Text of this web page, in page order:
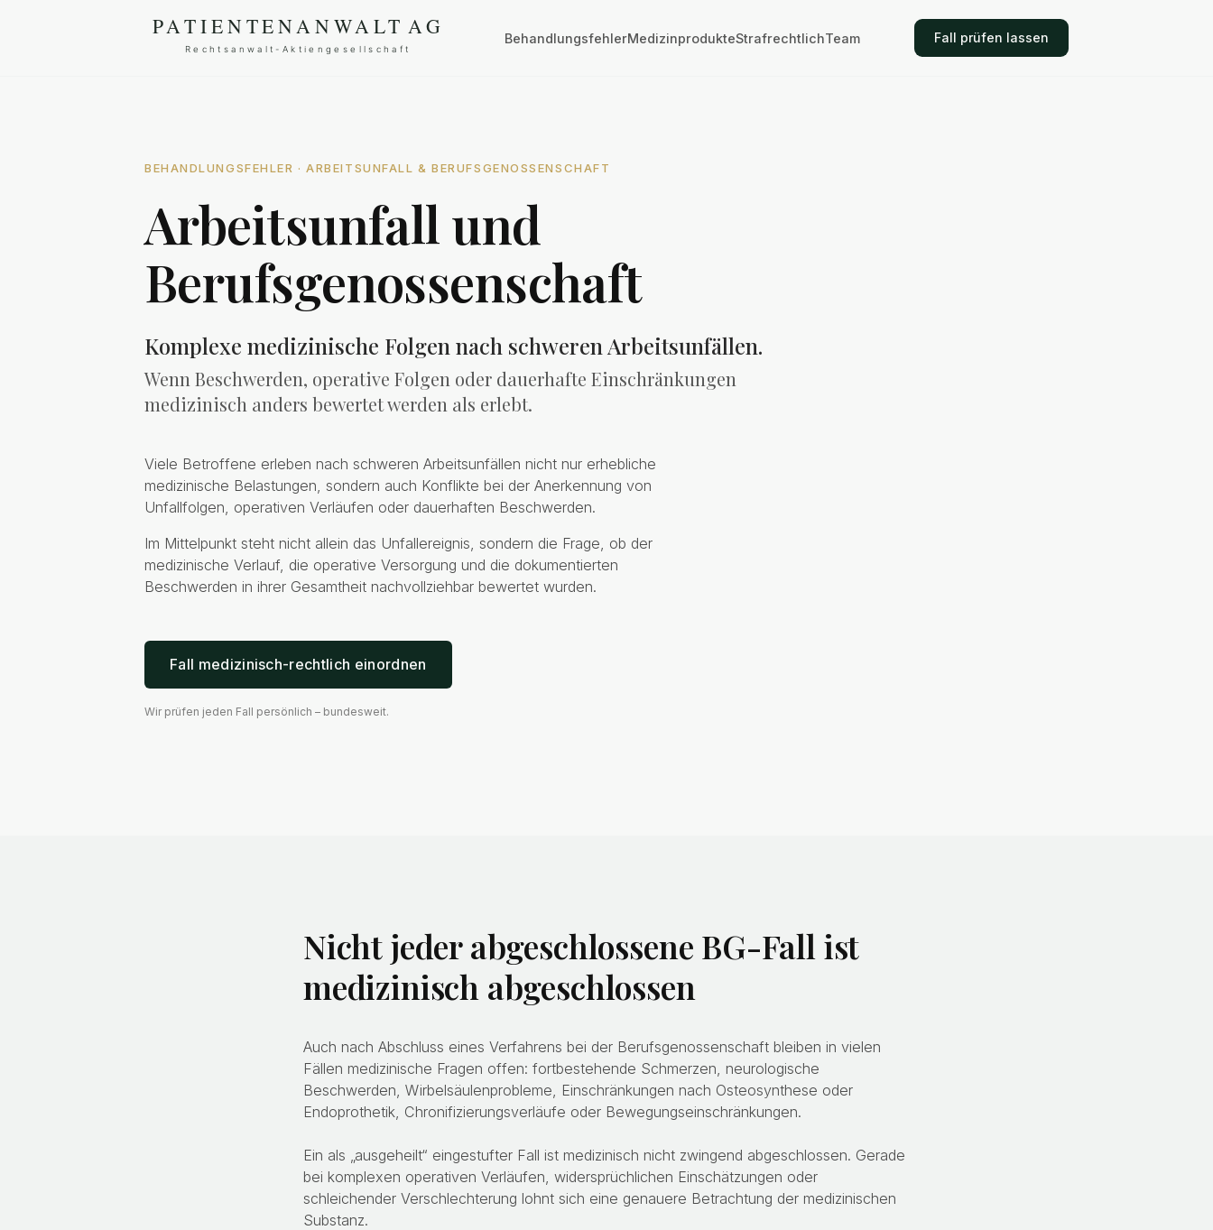
BehandlungsfehlerMedizinprodukteStrafrechtlichTeam Fall prüfen lassen
BEHANDLUNGSFEHLER · ARBEITSUNFALL & BERUFSGENOSSENSCHAFT
Arbeitsunfall und
Berufsgenossenschaft
Komplexe medizinische Folgen nach schweren Arbeitsunfällen.
Wenn Beschwerden, operative Folgen oder dauerhafte Einschränkungen
medizinisch anders bewertet werden als erlebt.
Viele Betroffene erleben nach schweren Arbeitsunfällen nicht nur erhebliche
medizinische Belastungen, sondern auch Konflikte bei der Anerkennung von
Unfallfolgen, operativen Verläufen oder dauerhaften Beschwerden.
Im Mittelpunkt steht nicht allein das Unfallereignis, sondern die Frage, ob der
medizinische Verlauf, die operative Versorgung und die dokumentierten
Beschwerden in ihrer Gesamtheit nachvollziehbar bewertet wurden.
Fall medizinisch-rechtlich einordnen
Wir prüfen jeden Fall persönlich – bundesweit.
Nicht jeder abgeschlossene BG-Fall ist
medizinisch abgeschlossen
Auch nach Abschluss eines Verfahrens bei der Berufsgenossenschaft bleiben in vielen
Fällen medizinische Fragen offen: fortbestehende Schmerzen, neurologische
Beschwerden, Wirbelsäulenprobleme, Einschränkungen nach Osteosynthese oder
Endoprothetik, Chronifizierungsverläufe oder Bewegungseinschränkungen.
Ein als „ausgeheilt“ eingestufter Fall ist medizinisch nicht zwingend abgeschlossen. Gerade
bei komplexen operativen Verläufen, widersprüchlichen Einschätzungen oder
schleichender Verschlechterung lohnt sich eine genauere Betrachtung der medizinischen
Substanz.